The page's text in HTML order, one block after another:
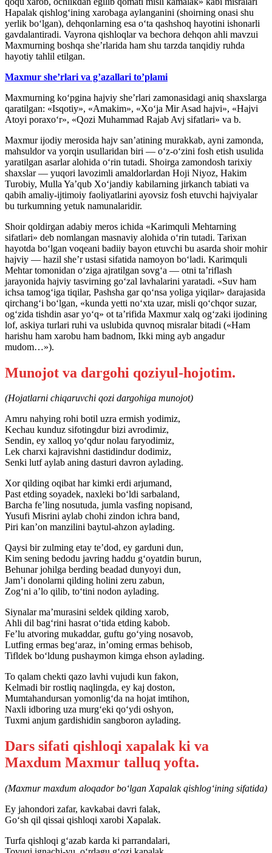
Hapalak qishlog‘ining xarobaga aylanganini (shoirning onasi shu
yerlik bo‘lgan), dehqonlarning esa o‘ta qashshoq hayotini ishonarli
gavdalantiradi. Vayrona qishloqlar va bechora dehqon ahli mavzui
Maxmurning boshqa she’rlarida ham shu tarzda tanqidiy ruhda
hayotiy tahlil etilgan.
Maxmur she’rlari va g’azallari to’plami
Maxmurning ko‘pgina hajviy she’rlari zamonasidagi aniq shaxslarga
qaratilgan: «Isqotiy», «Amakim», «Xo‘ja Mir Asad hajvi», «Hajvi
Atoyi poraxo‘r», «Qozi Muhammad Rajab Avj sifatlari» va b.
Maxmur ijodiy merosida hajv san’atining murakkab, ayni zamonda,
mahsuldor va yorqin usullaridan biri — o‘z-o‘zini fosh etish usulida
yaratilgan asarlar alohida o‘rin tutadi. Shoirga zamondosh tarixiy
shaxslar — yuqori lavozimli amaldorlardan Hoji Niyoz, Hakim
Turobiy, Mulla Ya’qub Xo‘jandiy kabilarning jirkanch tabiati va
qabih amaliy-ijtimoiy faoliyatlarini ayovsiz fosh etuvchi hajviyalar
bu turkumning yetuk namunalaridir.
Shoir qoldirgan adabiy meros ichida «Karimquli Mehtarning
sifatlari» deb nomlangan masnaviy alohida o‘rin tutadi. Tarixan
hayotda bo‘lgan voqeani badiiy bayon etuvchi bu asarda shoir mohir
hajviy — hazil she’r ustasi sifatida namoyon bo‘ladi. Karimquli
Mehtar tomonidan o‘ziga ajratilgan sovg‘a — otni ta’riflash
jarayonida hajviy tasvirning go‘zal lavhalarini yaratadi. «Suv ham
ichsa tamog‘iga tiqilar, Pashsha gar qo‘nsa yoliga yiqilar» darajasida
qirchang‘i bo‘lgan, «kunda yetti no‘xta uzar, misli qo‘chqor suzar,
og‘zida tishdin asar yo‘q» ot ta’rifida Maxmur xalq og‘zaki ijodining
lof, askiya turlari ruhi va uslubida quvnoq misralar bitadi («Ham
harishu ham xarobu ham badnom, Ikki ming ayb angadur
mudom…»).
Munojot va dargohi qoziyul-hojotim.
(Hojatlarni chiqaruvchi qozi dargohiga munojot)
Amru nahying rohi botil uzra ermish yodimiz,
Kechau kunduz sifotingdur bizi avrodimiz,
Sendin, ey xalloq yo‘qdur nolau faryodimiz,
Lek charxi kajravishni dastidindur dodimiz,
Senki lutf aylab aning dasturi davron aylading.
Xor qilding oqibat har kimki erdi arjumand,
Past etding soyadek, naxleki bo‘ldi sarbaland,
Barcha fe’ling nosutuda, jumla vasfing nopisand,
Yusufi Misrini aylab chohi zindon ichra band,
Piri kan’on manzilini baytul-ahzon aylading.
Qaysi bir zulming etay te’dod, ey garduni dun,
Kim sening bedodu javring haddu g‘oyatdin burun,
Behunar johilga berding beadad dunyoyi dun,
Jam’i donolarni qilding holini zeru zabun,
Zog‘ni a’lo qilib, to‘tini nodon aylading.
Siynalar ma’murasini seldek qilding xarob,
Ahli dil bag‘rini hasrat o‘tida etding kabob.
Fe’lu atvoring mukaddar, guftu go‘ying nosavob,
Lutfing ermas beg‘araz, in’oming ermas behisob,
Tifldek bo‘ldung pushaymon kimga ehson aylading.
To qalam chekti qazo lavhi vujudi kun fakon,
Kelmadi bir rostliq naqlingda, ey kaj doston,
Mumtahandursan yomonlig‘da na hojat imtihon,
Naxli idboring uza murg‘eki qo‘ydi oshyon,
Tuxmi anjum gardishidin sangboron aylading.
Dars sifati qishloqi xapalak ki va
Maxdum Maxmur talluq yofta.
(Maxmur maxdum aloqador bo‘lgan Xapalak qishlog‘ining sifatida)
Ey jahondori zafar, kavkabai davri falak,
Go‘sh qil qissai qishloqi xarobi Xapalak.
Turfa qishloqi g‘azab karda ki parrandalari,